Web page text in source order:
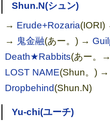
Shun.N(シュン)
→ Erude+Rozaria(IORI)
→ 鬼金融(あー。) →
Death★Rabbits(あー。
LOST NAME(Shun。)
Dropbehind(Shun.N)
Yu-chi(ユーチ)